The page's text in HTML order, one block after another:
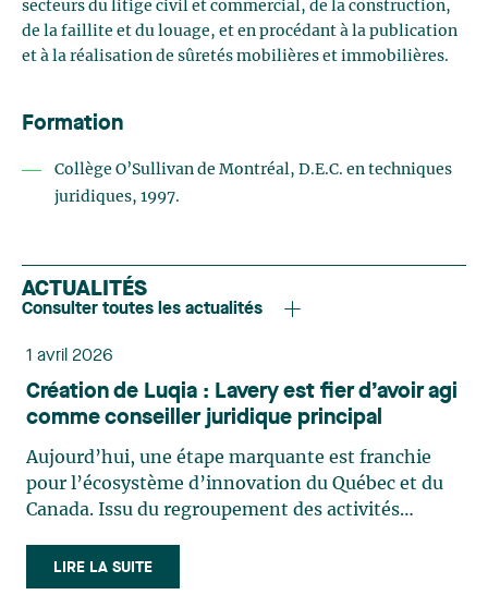
secteurs du litige civil et commercial, de la construction,
de la faillite et du louage, et en procédant à la publication
et à la réalisation de sûretés mobilières et immobilières.
Formation
Collège O’Sullivan de Montréal, D.E.C. en techniques
juridiques, 1997.
ACTUALITÉS
Consulter toutes les actualités
1 avril 2026
Création de Luqia : Lavery est fier d’avoir agi
comme conseiller juridique principal
Aujourd’hui, une étape marquante est franchie
pour l’écosystème d’innovation du Québec et du
Canada. Issu du regroupement des activités
de recherche informatique de Montréal (CRIM),
Luqia est le grand laboratoire d’innovation
LIRE LA SUITE